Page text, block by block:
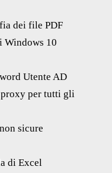
dei file PDF
Windows 10
Utente AD
per tutti gli
sicure
di Excel